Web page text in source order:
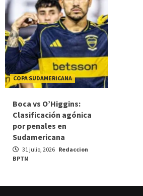
COPA SUDAMERICANA
Boca vs O’Higgins:
Clasificación agónica
por penales en
Sudamericana
31 julio, 2026 Redaccion
BPTM